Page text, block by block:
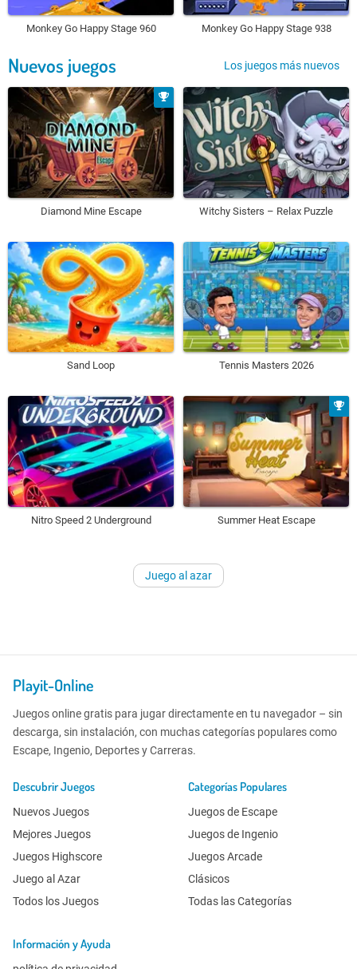
Monkey Go Happy Stage 960 Monkey Go Happy Stage 938
Nuevos juegos Los juegos más nuevos
Diamond Mine Escape Witchy Sisters – Relax Puzzle
Sand Loop Tennis Masters 2026
Nitro Speed 2 Underground Summer Heat Escape
Juego al azar
Playit-Online
Juegos online gratis para jugar directamente en tu navegador – sin
descarga, sin instalación, con muchas categorías populares como
Escape, Ingenio, Deportes y Carreras.
Descubrir Juegos
Nuevos Juegos
Mejores Juegos
Juegos Highscore
Juego al Azar
Todos los Juegos
Categorías Populares
Juegos de Escape
Juegos de Ingenio
Juegos Arcade
Clásicos
Todas las Categorías
Información y Ayuda